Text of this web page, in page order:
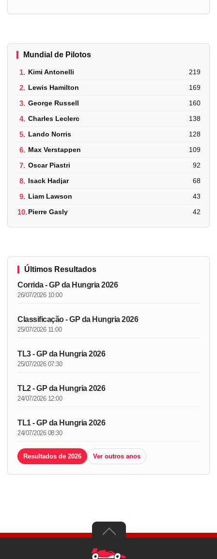
Mundial de Pilotos
1. Kimi Antonelli 219
2. Lewis Hamilton 169
3. George Russell 160
4. Charles Leclerc 138
5. Lando Norris 128
6. Max Verstappen 109
7. Oscar Piastri 92
8. Isack Hadjar 68
9. Liam Lawson 43
10.Pierre Gasly 42
Últimos Resultados
Corrida - GP da Hungria 2026
26/07/2026 10:00
Classificação - GP da Hungria 2026
25/07/2026 11:00
TL3 - GP da Hungria 2026
25/07/2026 07:30
TL2 - GP da Hungria 2026
24/07/2026 12:00
TL1 - GP da Hungria 2026
24/07/2026 08:30
Resultados de 2026 Ver outros anos